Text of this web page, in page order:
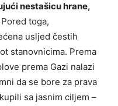
nestašicu hrane,
Pored toga,
usljed čestih
stanovnicima. Prema
prema Gazi nalazi
da se bore za prava
sa jasnim ciljem –